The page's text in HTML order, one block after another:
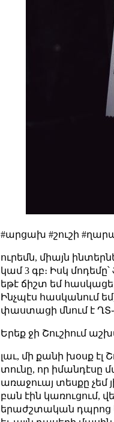
#արցախ #շուշի
ուրեմն, միայն
կամ 3 գբ։ Իսկ
եթէ ճիշտ եմ
Ինչպէս հասկանում
փաստացի մնում է
Երեք ջի Շուշիում
լաւ, մի քանի խօսք էլ
տունը, որ իմանդէսը
առաջուայ տեսքը չեմ
բան էին կառուցում,
երաժշտական դպրոց